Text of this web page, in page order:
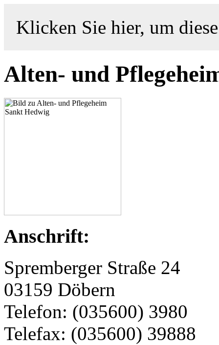
Klicken Sie hier, um
Alten- und
Anschrift:
Spremberger Straße 24
03159 Döbern
Telefon: (035600) 3980
Telefax: (035600) 39888